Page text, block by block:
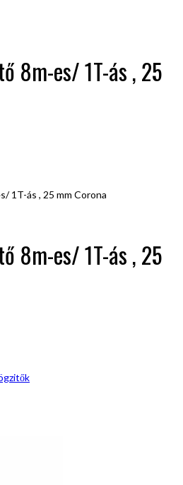
8m-es/ 1T-ás , 25
1T-ás , 25 mm Corona
8m-es/ 1T-ás , 25